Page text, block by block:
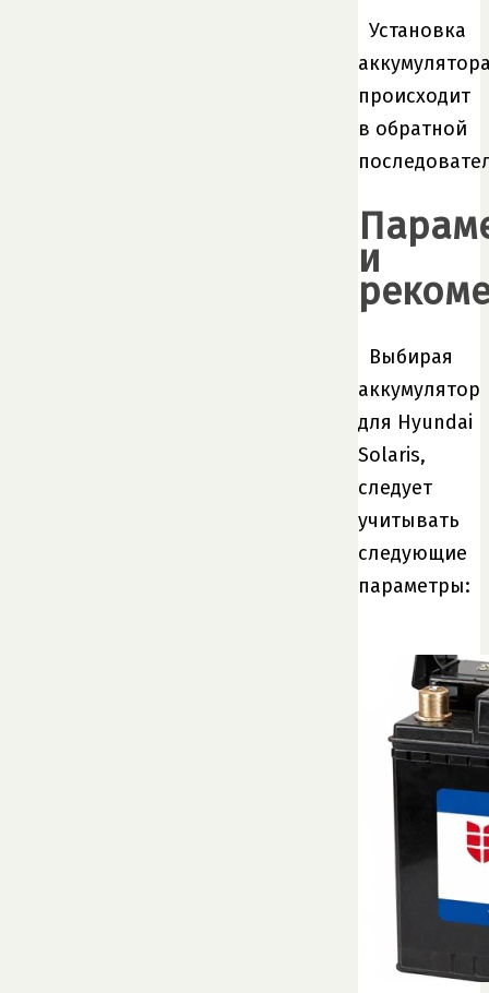
Установка
происходит
в обратной
и
Выбирая
аккумулятор
для Hyundai
Solaris,
следует
учитывать
следующие
параметры: